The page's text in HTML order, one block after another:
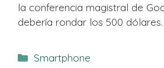
la conferencia magistral de
debería rondar los 500 dólares.
Categorías
Smartphone